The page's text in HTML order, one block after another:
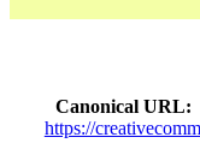
Canonical URL
https://